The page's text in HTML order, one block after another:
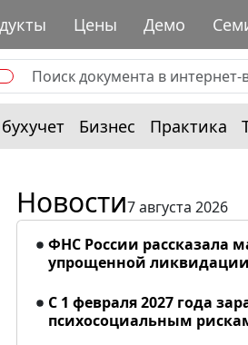
Цены Демо
Бизнес Практика
Новости7 августа 2026
ФНС России рассказала
упрощенной
С 1 февраля 2027 года
психосоциальным